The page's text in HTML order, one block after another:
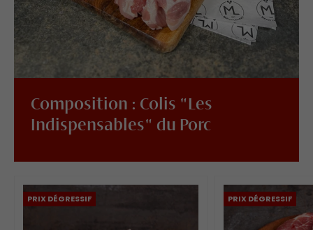
Composition : Colis "Les
Indispensables" du Porc
PRIX DÉGRESSIF PRIX DÉGRESSIF